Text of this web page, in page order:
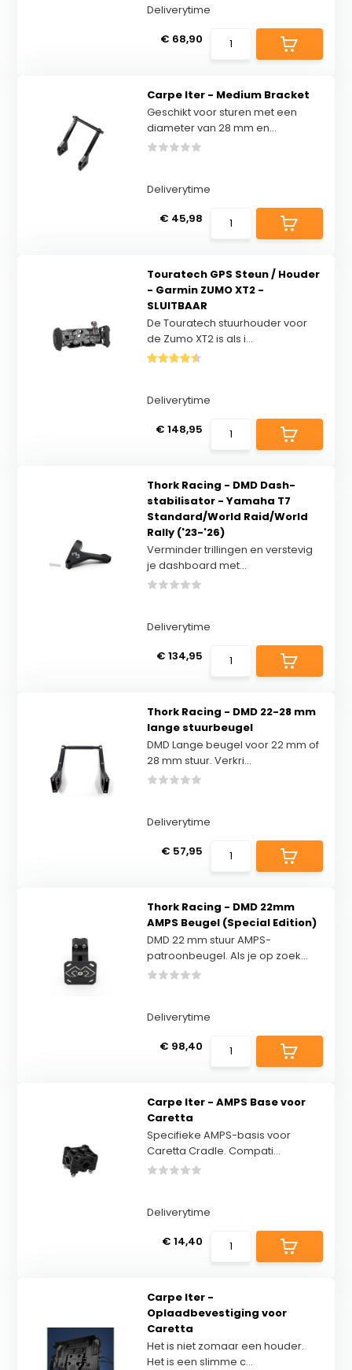
Deliverytime
€ 68,90
Carpe Iter - Medium Bracket
Geschikt voor sturen met een
diameter van 28 mm en...
Deliverytime
€ 45,98
Touratech GPS Steun / Houder
- Garmin ZUMO XT2 -
SLUITBAAR
De Touratech stuurhouder voor
de Zumo XT2 is als i...
Deliverytime
€ 148,95
Thork Racing - DMD Dash-
stabilisator - Yamaha T7
Standard/World Raid/World
Rally ('23-'26)
Verminder trillingen en verstevig
je dashboard met...
Deliverytime
€ 134,95
Thork Racing - DMD 22-28 mm
lange stuurbeugel
DMD Lange beugel voor 22 mm of
28 mm stuur. Verkri...
Deliverytime
€ 57,95
Thork Racing - DMD 22mm
AMPS Beugel (Special Edition)
DMD 22 mm stuur AMPS-
patroonbeugel. Als je op zoek...
Deliverytime
€ 98,40
Carpe Iter - AMPS Base voor
Caretta
Specifieke AMPS-basis voor
Caretta Cradle. Compati...
Deliverytime
€ 14,40
Carpe Iter -
Oplaadbevestiging voor
Caretta
Het is niet zomaar een houder.
Het is een slimme c...